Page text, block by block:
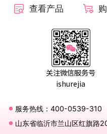
查看产品
关注微信服务号
ishurejia
服务热线：400-0539-310
山东省临沂市兰山区红旗路